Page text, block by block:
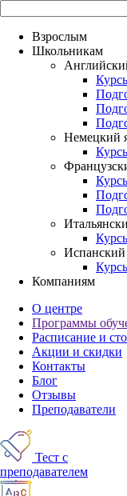
Взрослым
Школьникам
Немецкий
Испанский
Компаниям
О центре
Программы
Расписание и
Акции и скидки
Контакты
Блог
Отзывы
Преподаватели
Тест с
преподавателем